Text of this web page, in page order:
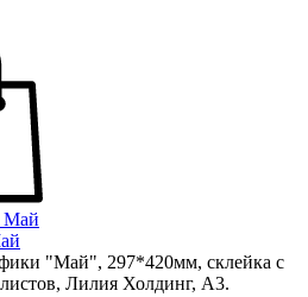
"Май", 297*420мм, склейка с
Лилия Холдинг, А3.